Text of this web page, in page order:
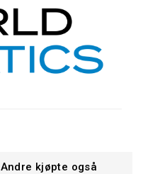
Andre kjøpte også